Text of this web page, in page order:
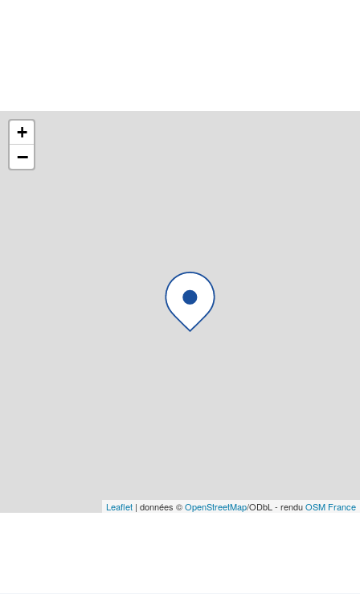
+
−
Leaflet | données ©OpenStreetMap/ODbL - renduOSM France